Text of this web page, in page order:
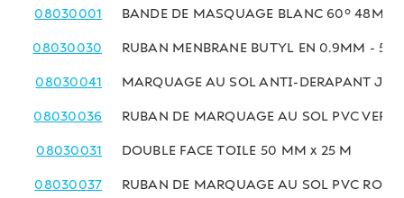
08030001 BANDE DE MASQUAGE BLANC 60° 48MM
08030030 RUBAN MENBRANE BUTYL EN 0.9MM -
08030041 MARQUAGE AU SOL ANTI-DERAPANT
08030036 RUBAN DE MARQUAGE AU SOL PVC
08030031 DOUBLE FACE TOILE 50 MM x 25 M
08030037 RUBAN DE MARQUAGE AU SOL PVC